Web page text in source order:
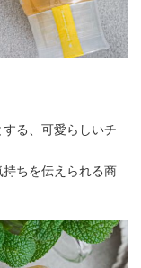
る、可愛らしいチ
ちを伝えられる商